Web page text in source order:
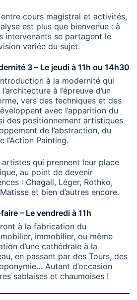
entre cours magistral et activités,
est plus que bienvenue : à
intervenants se partagent le
variée du sujet.
3 – Le jeudi à 11h ou 14h30
à la modernité qui
à l’épreuve d’un
vers des techniques et des
avec l’apparition du
des positionnement artistiques
de l’abstraction, du
l’Action Painting.
qui prennent leur place
au point de devenir
: Chagall, Léger, Rothko,
et bien d’autres encore.
– Le vendredi à 11h
à la fabrication du
immobilier, ou même
d’une cathédrale à la
en passant par des Tours, des
Autant d’occasion
sablaises et chaumoises !